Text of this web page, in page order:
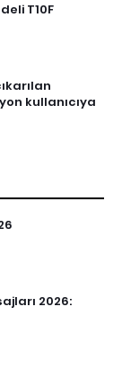
T10F
kullanıcıya
2026: